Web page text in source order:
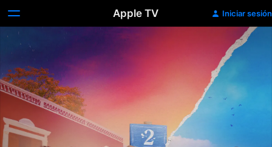
Apple TV Iniciar sesión